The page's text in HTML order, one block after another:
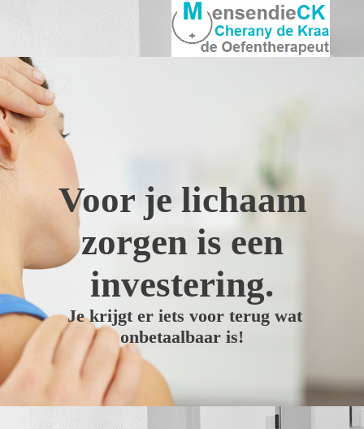
Voor je lichaam
zorgen is een
investering.
Je krijgt er iets voor terug wat
onbetaalbaar is!